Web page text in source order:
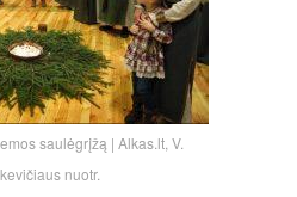
saulėgrįžą | Alkas.lt, V.
nuotr.